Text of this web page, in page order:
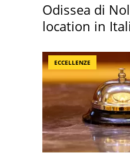
Odissea di
location in
ECCELLENZE